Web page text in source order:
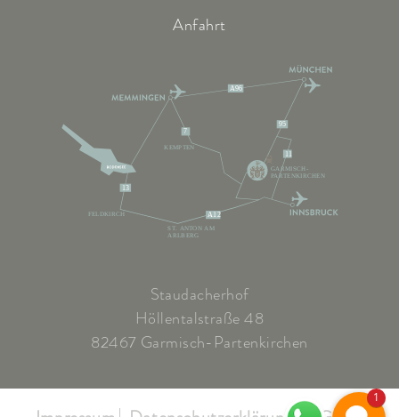
Anfahrt
A96
95
11
7
A12
13
KEMPTEN
ST. ANTON AM
ARLBERG
FELDKIRCH
GARMISCH-
PARTENKIRCHEN
Staudacherhof
Höllentalstraße 48
82467 Garmisch-Partenkirchen
1